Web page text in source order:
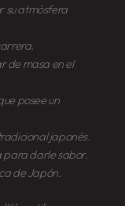
su atmósfera
de masa en el
posee un
japonés.
darle sabor.
de Japón.